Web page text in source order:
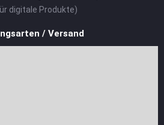
digitale Produkte)
/ Versand